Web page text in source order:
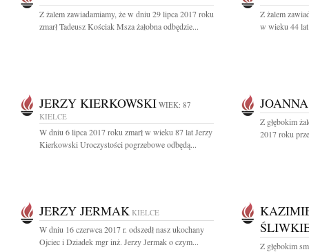
Z żalem zawiadamiamy, że w dniu 29 lipca 2017 roku
zmarł Tadeusz Kościak Msza żałobna odbędzie...
Z żalem
w wieku 44
JERZY KIERKOWSKI WIEK: 87
KIELCE
W dniu 6 lipca 2017 roku zmarł w wieku 87 lat Jerzy
Kierkowski Uroczystości pogrzebowe odbędą...
Z głębokim
2017 roku
JERZY JERMAK KIELCE
W dniu 16 czerwca 2017 r. odszedł nasz ukochany
Ojciec i Dziadek mgr inż. Jerzy Jermak o czym...
Z głębokim